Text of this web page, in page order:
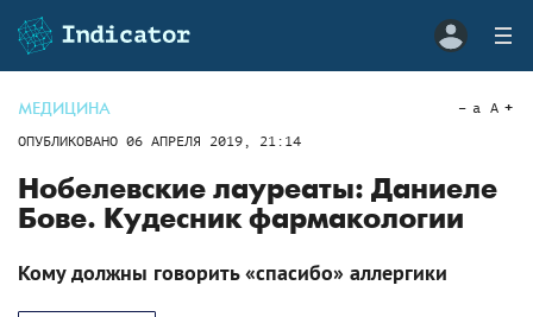
МЕДИЦИНА
ОПУБЛИКОВАНО 06 АПРЕЛЯ 2019, 21:14
a A
Нобелевские лауреаты: Даниеле
Бове. Кудесник фармакологии
Кому должны говорить «спасибо» аллергики